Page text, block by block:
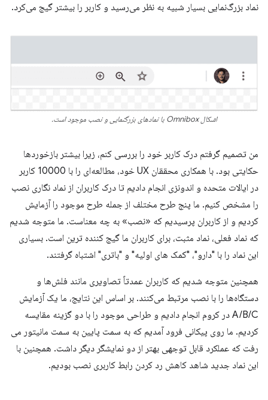
نماد بزرگ‌نمایی بسیار شبیه به نظر می‌رسید و کاربر را بیشتر گیج می‌کرد.
اشکال Omnibox با نمادهای بزرگنمایی و نصب موجود است.
من تصمیم گرفتم درک کاربر خود را بررسی کنم، زیرا بیشتر بازخوردها
حکایتی بود. با همکاری محققان UX خود، مطالعه‌ای را با 10000 کاربر
در ایالات متحده و اندونزی انجام دادیم تا درک کاربران از نماد نگاری نصب
را مشخص کنیم. ما پنج طرح مختلف از جمله طرح موجود را آزمایش
کردیم و از کاربران پرسیدیم که «نصب» به چه معناست. ما متوجه شدیم
که نماد فعلی، نماد مثبت، برای کاربران ما گیج کننده ترین است. بسیاری
این نماد را با "دارو"، "کمک های اولیه" و "باتری" اشتباه گرفتند.
همچنین متوجه شدیم که کاربران عمدتاً تصاویری مانند فلش‌ها و
دستگاه‌ها را با نصب مرتبط می‌کنند. بر اساس این نتایج، ما یک آزمایش
A/B/C در کروم انجام دادیم و طراحی موجود را با دو گزینه مقایسه
کردیم. ما روی پیکانی فرود آمدیم که به سمت پایین به سمت مانیتور می
رفت که عملکرد قابل توجهی بهتر از دو نمایشگر دیگر داشت. همچنین با
این نماد جدید شاهد کاهش رد کردن رابط کاربری نصب بودیم.